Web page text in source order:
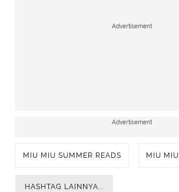
Advertisement
Advertisement
MIU MIU SUMMER READS MIU MIU
HASHTAG LAINNYA...